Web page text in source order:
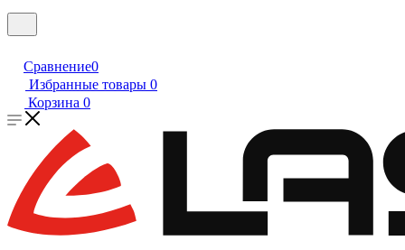
Сравнение0
Избранные товары 0
Корзина 0